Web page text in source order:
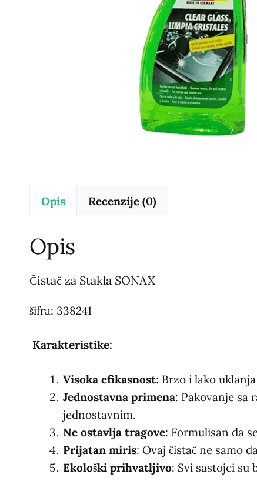
Opis Recenzije (0)
Opis
Čistač za Stakla SONAX
šifra: 338241
Karakteristike:
Visoka efikasnost: Brzo i lako
Jednostavna primena: Pakovanje sa
jednostavnim.
Ne ostavlja tragove: Formulisan da
Prijatan miris: Ovaj čistač ne samo
Ekološki prihvatljivo: Svi sastojci su